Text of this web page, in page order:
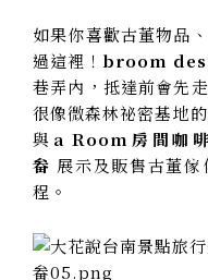
如果你喜歡古董物品
過這裡！ broom
巷弄內，抵達前會先
很像微森林祕密基地
與 a Room房間咖啡
畚 展示及販售古董
程。